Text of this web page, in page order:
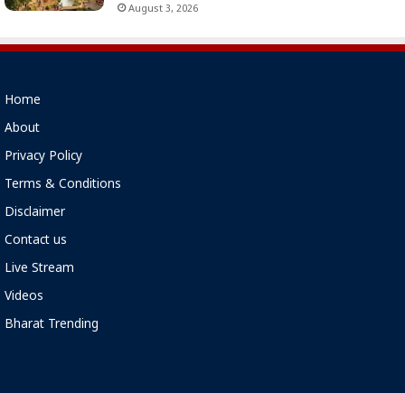
August 3, 2026
Home
About
Privacy Policy
Terms & Conditions
Disclaimer
Contact us
Live Stream
Videos
Bharat Trending